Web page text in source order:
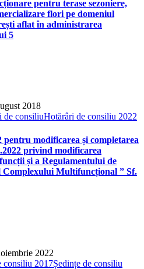
pentru terase sezoniere,
flori pe domeniul
aflat în administrarea
5
2018
de consiliuHotărâri de consiliu 2022
pentru modificarea și completarea
privind modificarea
și a Regulamentului de
Complexului Multifuncțional ” Sf.
2022
consiliu 2017Ședințe de consiliu